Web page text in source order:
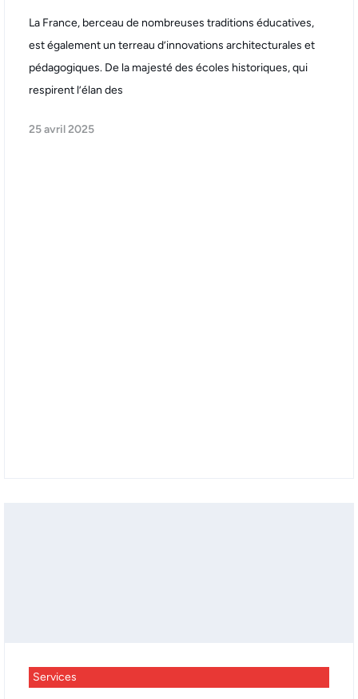
La France, berceau de nombreuses traditions éducatives,
est également un terreau d’innovations architecturales et
pédagogiques. De la majesté des écoles historiques, qui
respirent l’élan des
25 avril 2025
Services